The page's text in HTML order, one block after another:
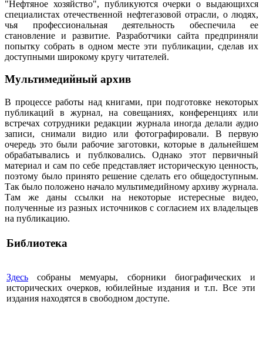
"Нефтяное хозяйство", публикуются очерки о выдающихся
специалистах отечественной нефтегазовой отрасли, о людях,
чья профессиональная деятельность обеспечила ее
становление и развитие. Разработчики сайта предприняли
попытку собрать в одном месте эти публикации, сделав их
доступными широкому кругу читателей.
Мультимедийный архив
В процессе работы над книгами, при подготовке некоторых
публикаций в журнал, на совещаниях, конференциях или
встречах сотрудники редакции журнала иногда делали аудио
записи, снимали видио или фотографировали. В первую
очередь это были рабочие заготовки, которые в дальнейшем
обрабатывались и публковались. Однако этот первичный
материал и сам по себе представляет историческую ценность,
поэтому было принято решение сделать его общедоступным.
Так было положено начало мультимедийному архиву журнала.
Там же даны ссылки на некоторые истересные видео,
полученные из разных источников с согласием их владельцев
на публикацию.
Библиотека
Здесь собраны мемуары, сборники биографических и
исторических очерков, юбилейные издания и т.п. Все эти
издания находятся в свободном доступе.